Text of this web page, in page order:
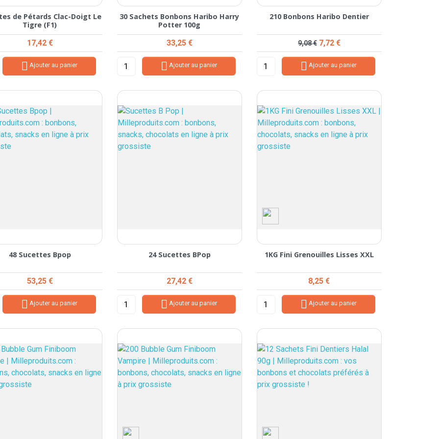
de Pétards Clac-Doigt Le
Tigre (F1)
Prix
17,42 €
 Ajouter au panier
30 Sachets Bonbons Haribo Harry
Potter 100g
Prix
33,25 €
 Ajouter au panier
210 Bonbons Haribo Dentier
Prix de base
9,08 € Prix
7,72 €
 Ajouter au panier
48 Sucettes Bpop
Prix
53,25 €
 Ajouter au panier
24 Sucettes BPop
Prix
27,42 €
 Ajouter au panier
1KG Fini Grenouilles Lisses XXL
Prix
8,25 €
 Ajouter au panier